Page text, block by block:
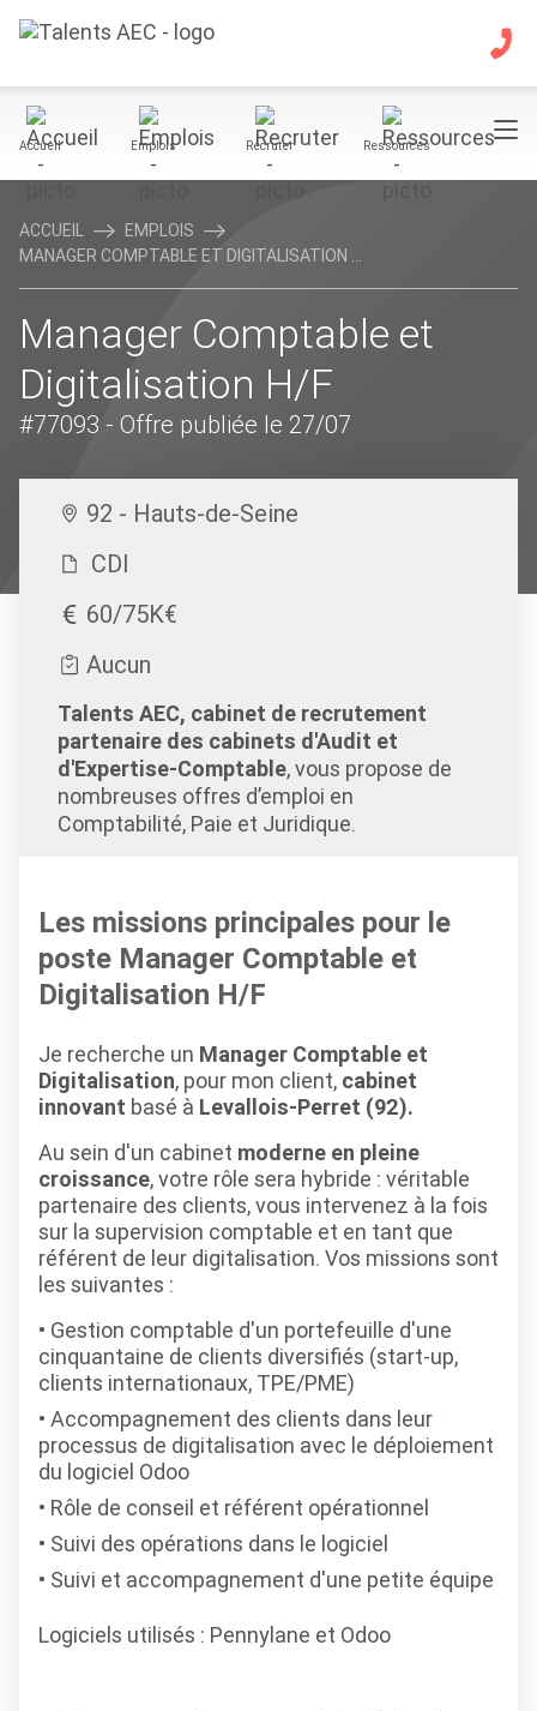
Accueil Emplois Recruter Ressources
ACCUEIL
EMPLOIS
MANAGER COMPTABLE ET DIGITALISATION ...
Manager Comptable et
Digitalisation H/F
#77093 - Offre publiée le 27/07
92 - Hauts-de-Seine
CDI
60/75K€
Aucun
Talents AEC, cabinet de recrutement
partenaire des cabinets d'Audit et
d'Expertise-Comptable, vous propose de
nombreuses offres d’emploi en
Comptabilité, Paie et Juridique.
Les missions principales pour le
poste Manager Comptable et
Digitalisation H/F
Je recherche un Manager Comptable et
Digitalisation, pour mon client, cabinet
innovant basé à Levallois-Perret (92).
Au sein d'un cabinet moderne en pleine
croissance,votre rôle sera hybride : véritable
partenaire des clients, vous intervenez à la fois
sur la supervision comptable et en tant que
référent de leur digitalisation. Vos missions sont
les suivantes :
Gestion comptable d'un portefeuille d'une
cinquantaine de clients diversifiés (start-up,
clients internationaux, TPE/PME)
Accompagnement des clients dans leur
processus de digitalisation avec le déploiement
du logiciel Odoo
Rôle de conseil et référent opérationnel
Suivi des opérations dans le logiciel
Suivi et accompagnement d'une petite équipe
Logiciels utilisés : Pennylane et Odoo